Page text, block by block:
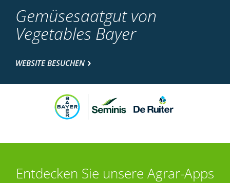
Gemüsesaatgut von
Vegetables Bayer
WEBSITE BESUCHEN
Entdecken Sie unsere Agrar-Apps